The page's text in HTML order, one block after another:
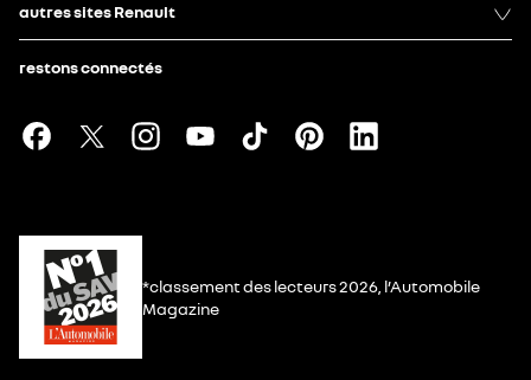
autres sites Renault
restons connectés
*classement des lecteurs 2026, l’Automobile
Magazine